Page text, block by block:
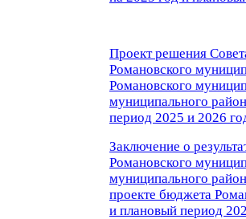
Проект решения
Романовского
Романовского
муниципального
период 2025 и 2026
Заключение о
Романовского
муниципального
проекте бюджета
и плановый период